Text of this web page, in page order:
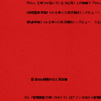
『Wix』を使うか悩んでいる方必見！この動画で『
【保育園事業編】Wixを使った成功事例インタビュー！
【飲食業編】wixを使った成功事例インタビュー うる
日本Wix研究所の人気記事
Wix「管理画面の使い方ガイド」ログイン方法から管理